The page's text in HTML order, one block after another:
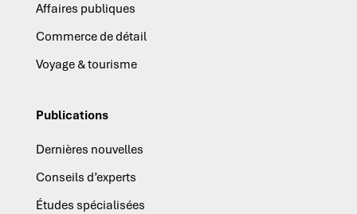
Affaires publiques
Commerce de détail
Voyage & tourisme
Publications
Dernières nouvelles
Conseils d’experts
Études spécialisées